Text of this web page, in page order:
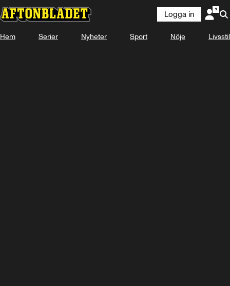
Logga in
Hem Serier Nyheter Sport Nöje Livsstil